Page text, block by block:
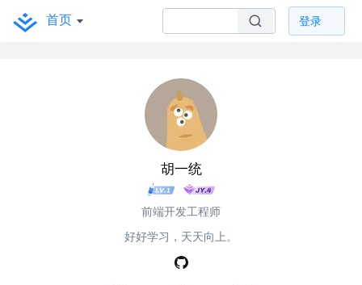
首页 登录
胡一统
前端开发工程师
好好学习，天天向上。